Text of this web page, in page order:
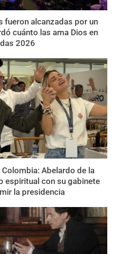
fueron alcanzadas por un
cuánto las ama Dios en
2026
Abelardo de la
espiritual con su gabinete
la presidencia